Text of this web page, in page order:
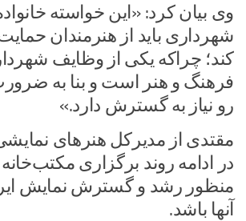
وی بیان کرد: «این خواسته
شهرداری باید از هنرمندان
کند؛ چراکه یکی از وظایف
فرهنگ و هنر است و بنا به
رو نیاز به گسترش دارد.»
مقتدی از مدیرکل هنرهای
در ادامه روند برگزاری
منظور رشد و گسترش نمایش
آنها باشد.